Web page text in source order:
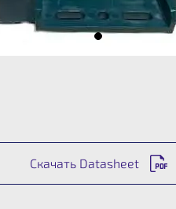
Скачать Datasheet